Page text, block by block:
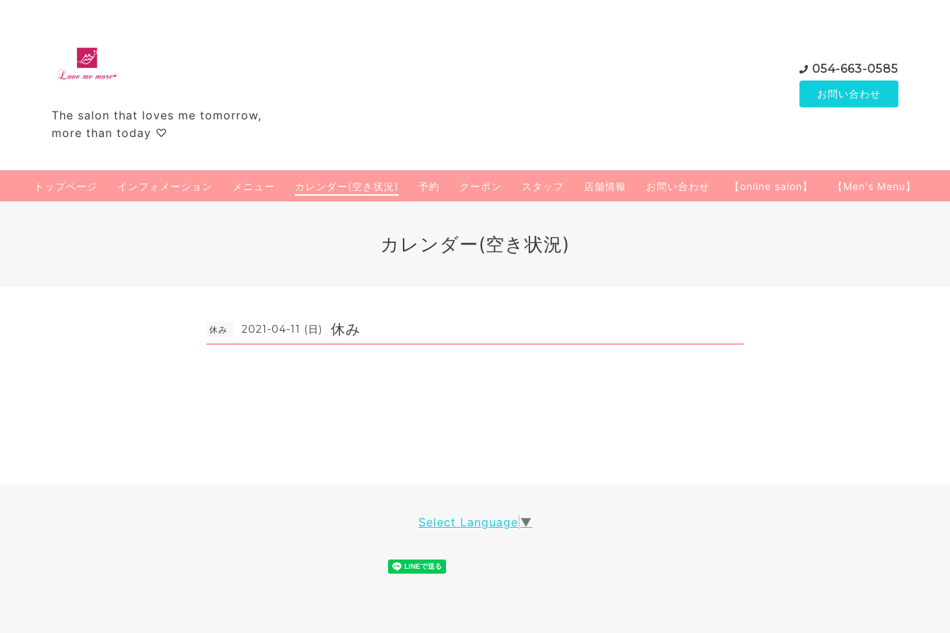
The salon that loves me tomorrow,
more than today ♡
054-663-0585
お問い合わせ
トップページ インフォメーション メニュー カレンダー(空き状況) 予約 クーポン スタッフ 店舗情報 お問い合わせ 【online salon】 【Men's Menu】
カレンダー(空き状況)
休み 2021-04-11 (日) 休み
Select Language ▼